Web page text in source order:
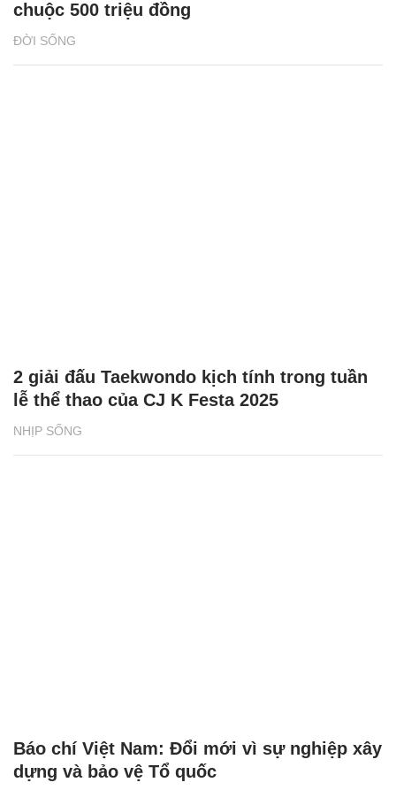
ĐỜI SỐNG
chuộc 500 triệu đồng
NHỊP SỐNG
2 giải đấu Taekwondo kịch tính trong tuần
lễ thể thao của CJ K Festa 2025
Báo chí Việt Nam: Đổi mới vì sự nghiệp xây
dựng và bảo vệ Tổ quốc